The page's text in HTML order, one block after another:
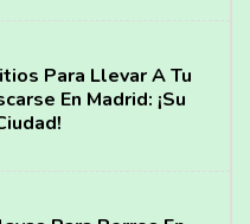
Para Llevar A Tu
En Madrid: ¡Su